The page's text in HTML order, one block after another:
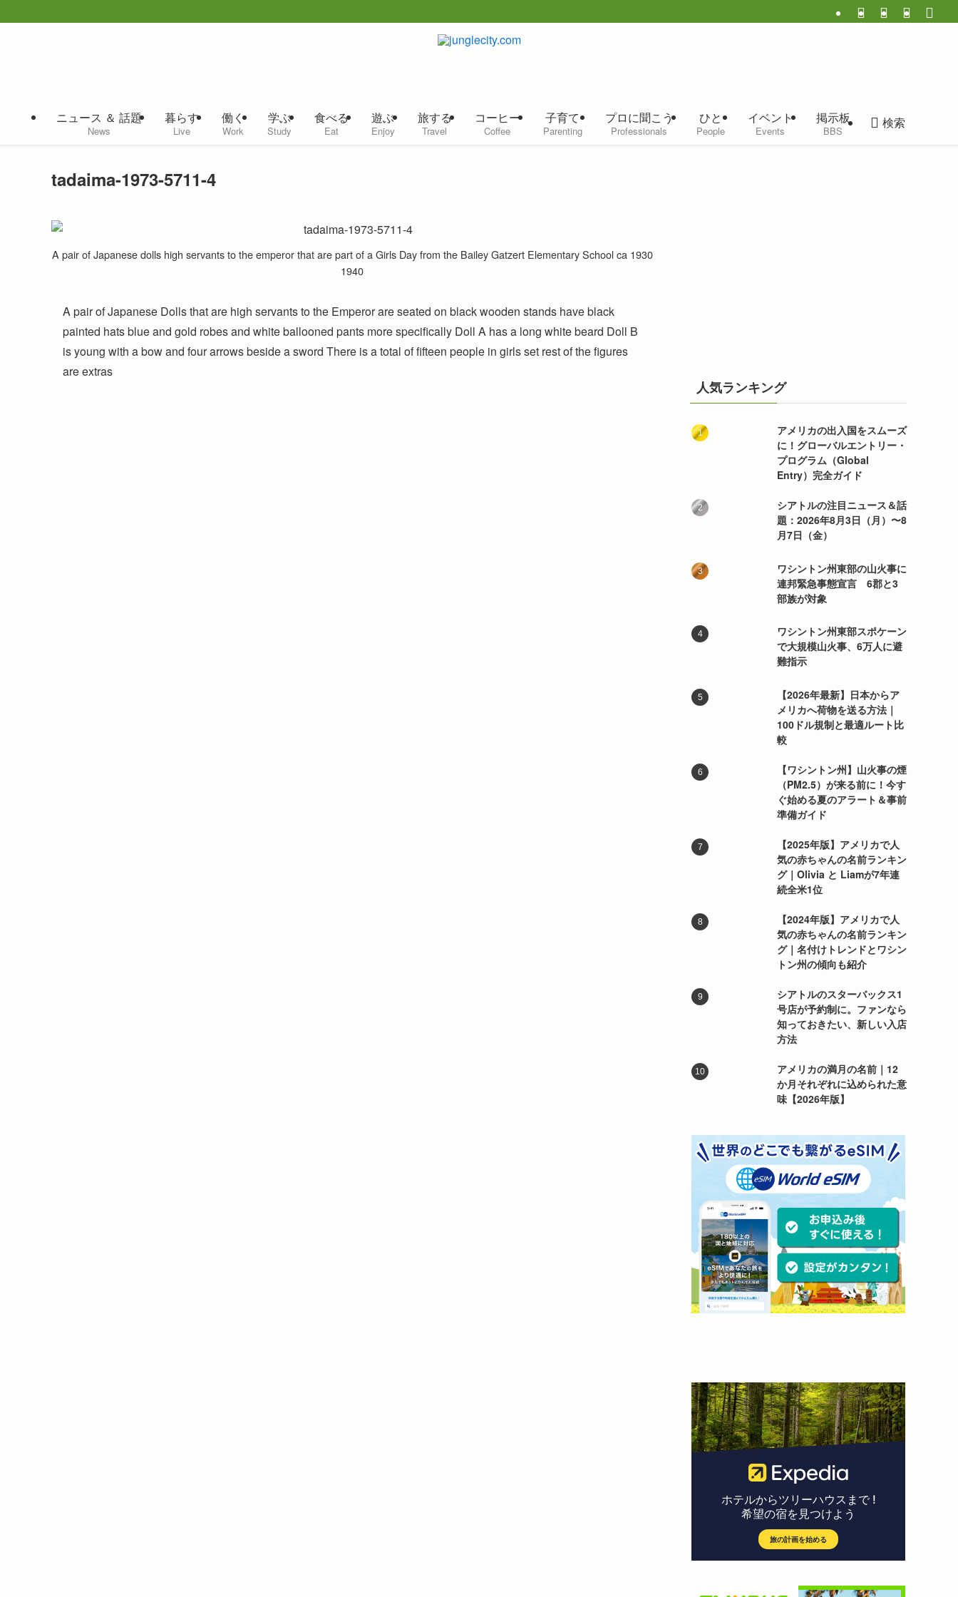
ニュース ＆ 話題
News
暮らす
Live
働く
Work
学ぶ
Study
食べる
Eat
遊ぶ
Enjoy
旅する
Travel
コーヒー
Coffee
子育て
Parenting
プロに聞こう
Professionals
ひと
People
イベント
Events
掲示板
BBS
検索
tadaima-1973-5711-4
A pair of Japanese dolls high servants to the emperor that are part of a Girls Day from the Bailey Gatzert Elementary School ca 1930
1940
A pair of Japanese Dolls that are high servants to the Emperor are seated on black wooden stands have black
painted hats blue and gold robes and white ballooned pants more specifically Doll A has a long white beard Doll B
is young with a bow and four arrows beside a sword There is a total of fifteen people in girls set rest of the figures
are extras
人気ランキング
アメリカの出入国をスムーズ
に！グローバルエントリー・
プログラム（Global
Entry）完全ガイド
シアトルの注目ニュース＆話
題：2026年8月3日（月）〜8
月7日（金）
ワシントン州東部の山火事に
連邦緊急事態宣言 6郡と3
部族が対象
ワシントン州東部スポケーン
で大規模山火事、6万人に避
難指示
【2026年最新】日本からア
メリカへ荷物を送る方法｜
100ドル規制と最適ルート比
較
【ワシントン州】山火事の煙
（PM2.5）が来る前に！今す
ぐ始める夏のアラート＆事前
準備ガイド
【2025年版】アメリカで人
気の赤ちゃんの名前ランキン
グ｜Olivia と Liamが7年連
続全米1位
【2024年版】アメリカで人
気の赤ちゃんの名前ランキン
グ｜名付けトレンドとワシン
トン州の傾向も紹介
シアトルのスターバックス1
号店が予約制に。ファンなら
知っておきたい、新しい入店
方法
アメリカの満月の名前｜12
か月それぞれに込められた意
味【2026年版】